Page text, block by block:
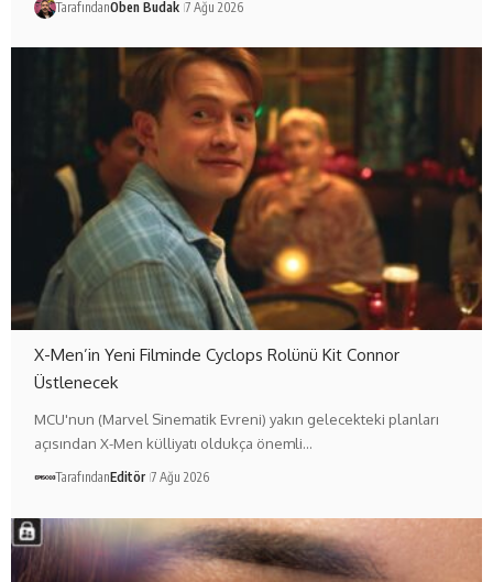
TarafındanOben Budak 7 Ağu 2026
X-Men’in Yeni Filminde Cyclops Rolünü Kit Connor
Üstlenecek
MCU'nun (Marvel Sinematik Evreni) yakın gelecekteki planları
açısından X-Men külliyatı oldukça önemli…
TarafındanEditör 7 Ağu 2026